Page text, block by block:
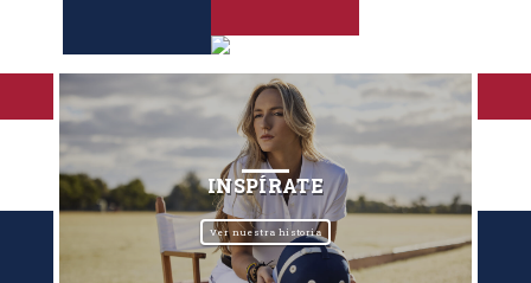
INSPÍRATE
Ver nuestra historia